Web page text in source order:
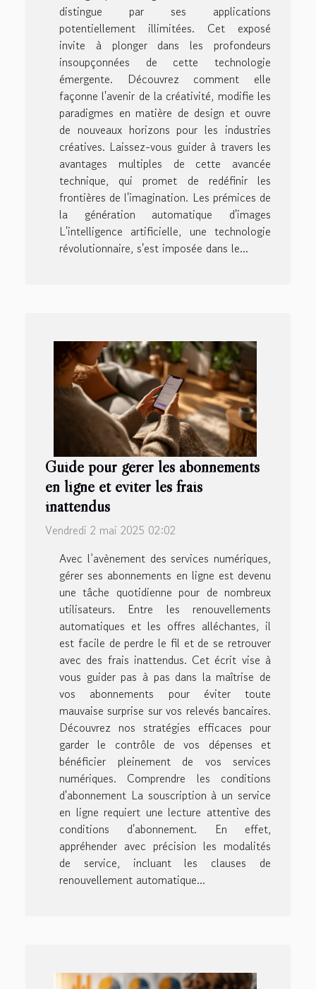
distingue par ses applications
potentiellement illimitées. Cet exposé
invite à plonger dans les profondeurs
insoupçonnées de cette technologie
émergente. Découvrez comment elle
façonne l'avenir de la créativité, modifie les
paradigmes en matière de design et ouvre
de nouveaux horizons pour les industries
créatives. Laissez-vous guider à travers les
avantages multiples de cette avancée
technique, qui promet de redéfinir les
frontières de l'imagination. Les prémices de
la génération automatique d'images
L'intelligence artificielle, une technologie
révolutionnaire, s'est imposée dans le...
Guide pour gérer les abonnements
en ligne et éviter les frais
inattendus
Vendredi 2 mai 2025 02:02
Avec l’avènement des services numériques,
gérer ses abonnements en ligne est devenu
une tâche quotidienne pour de nombreux
utilisateurs. Entre les renouvellements
automatiques et les offres alléchantes, il
est facile de perdre le fil et de se retrouver
avec des frais inattendus. Cet écrit vise à
vous guider pas à pas dans la maîtrise de
vos abonnements pour éviter toute
mauvaise surprise sur vos relevés bancaires.
Découvrez nos stratégies efficaces pour
garder le contrôle de vos dépenses et
bénéficier pleinement de vos services
numériques. Comprendre les conditions
d'abonnement La souscription à un service
en ligne requiert une lecture attentive des
conditions d'abonnement. En effet,
appréhender avec précision les modalités
de service, incluant les clauses de
renouvellement automatique...